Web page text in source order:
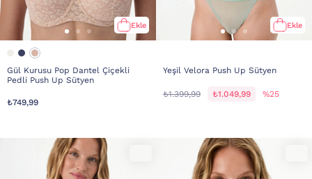
Ekle
Gül Kurusu Pop Dantel Çiçekli
Pedli Push Up Sütyen
₺749,99
Ekle
Yeşil Velora Push Up Sütyen
₺1.399,99 ₺1.049,99 %25